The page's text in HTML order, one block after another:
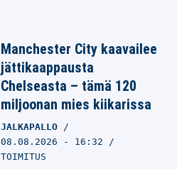
Manchester City kaavailee
jättikaappausta
Chelseasta – tämä 120
miljoonan mies kiikarissa
JALKAPALLO
08.08.2026 - 16:32
TOIMITUS